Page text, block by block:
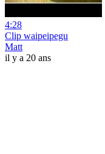
4:28
Clip waipeipegu
Matt
il y a 20 ans